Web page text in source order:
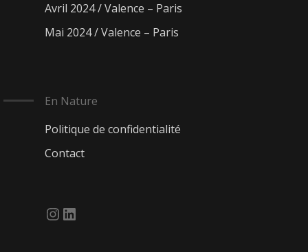
Avril 2024 / Valence – Paris
Mai 2024 / Valence – Paris
En Nature
Politique de confidentialité
Contact
Instagram
LinkedIn